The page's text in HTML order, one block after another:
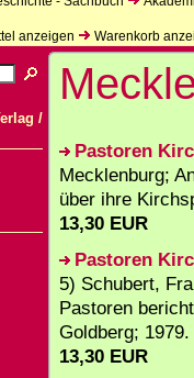
anzeigen
Warenkorb
/
Pastoren
Mecklenburg;
über ihre
13,30 EUR
Pastoren
5) Schubert,
Pastoren
Goldberg; 1979.
13,30 EUR